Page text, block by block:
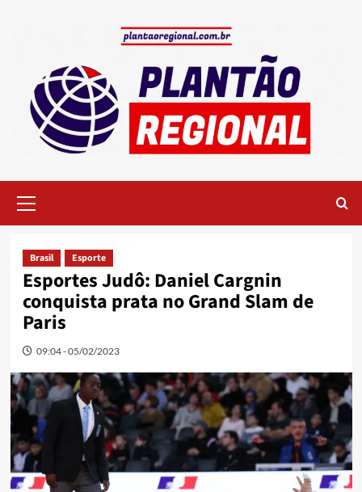
Menu
Brasil Esporte
Esportes Judô: Daniel Cargnin
conquista prata no Grand Slam de
Paris
09:04 - 05/02/2023